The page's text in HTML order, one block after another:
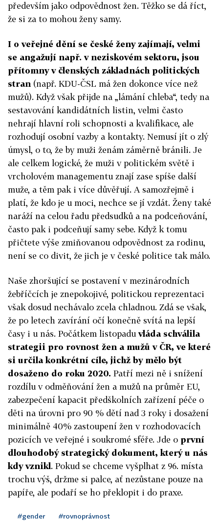
především jako odpovědnost žen. Těžko se dá říct,
že si za to mohou ženy samy.
I o veřejné dění se české ženy zajímají, velmi
se angažují např. v neziskovém sektoru, jsou
přítomny v členských základnách politických
stran (např. KDU-ČSL má žen dokonce více než
mužů). Když však přijde na „lámání chleba“, tedy na
sestavování kandidátních listin, velmi často
nehrají hlavní roli schopnosti a kvalifikace, ale
rozhodují osobní vazby a kontakty. Nemusí jít o zlý
úmysl, o to, že by muži ženám záměrně bránili. Je
ale celkem logické, že muži v politickém světě i
vrcholovém managementu znají zase spíše další
muže, a těm pak i více důvěřují. A samozřejmě i
platí, že kdo je u moci, nechce se jí vzdát. Ženy také
naráží na celou řadu předsudků a na podceňování,
často pak i podceňují samy sebe. Když k tomu
přičtete výše zmiňovanou odpovědnost za rodinu,
není se co divit, že jich je v české politice tak málo.
Naše zhoršující se postavení v mezinárodních
žebříčcích je znepokojivé, politickou reprezentaci
však dosud nechávalo zcela chladnou. Zdá se však,
že po letech zavírání očí konečně svítá na lepší
časy i u nás. Počátkem listopaduvláda schválila
strategii pro rovnost žen a mužů v ČR, ve které
si určila konkrétní cíle, jichž by mělo být
dosaženo do roku 2020. Patří mezi ně i snížení
rozdílu v odměňování žen a mužů na průměr EU,
zabezpečení kapacit předškolních zařízení péče o
děti na úrovni pro 90 % dětí nad 3 roky i dosažení
minimálně 40% zastoupení žen v rozhodovacích
pozicích ve veřejné i soukromé sféře. Jde o první
dlouhodobý strategický dokument, který u nás
kdy vznikl. Pokud se chceme vyšplhat z 96. místa
trochu výš, držme si palce, ať nezůstane pouze na
papíře, ale podaří se ho překlopit i do praxe.
#gender #rovnoprávnost